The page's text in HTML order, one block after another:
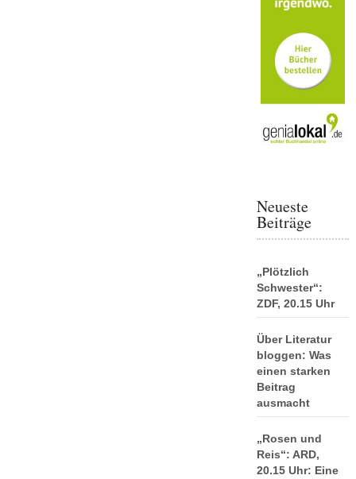
Neueste
Beiträge
„Plötzlich
Schwester“:
ZDF, 20.15 Uhr
Über Literatur
bloggen: Was
einen starken
Beitrag
ausmacht
„Rosen und
Reis“: ARD,
20.15 Uhr: Eine